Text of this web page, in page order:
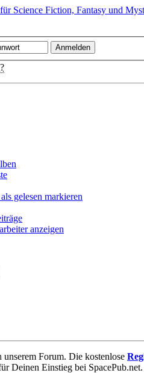
gelesen markieren
anzeigen
Forum. Die kostenlose
Deinen Einstieg bei SpacePub.net.